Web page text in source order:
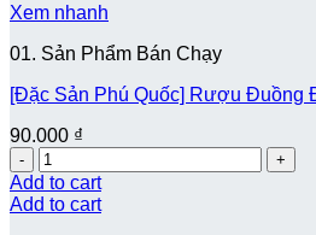
Xem nhanh
01. Sản Phẩm Bán Chạy
[Đặc Sản Phú Quốc] Rượu Đuồng
90.000 ₫
Quantity
Add to cart
Add to cart